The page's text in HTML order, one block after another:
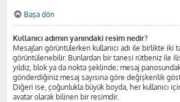
Başa dön
Kullanıcı adımın yanındaki resim nedir?
Mesajları görüntülerken kullanıcı adı ile birlikte iki
görüntülenebilir. Bunlardan bir tanesi rütbeniz ile
yıldız, blok ya da nokta şeklinde; mesaj
gönderdiğiniz mesaj sayısına göre değişkenlik
Diğeri ise, çoğunlukla büyük boyda, her kullanıcı
avatar olarak bilinen bir resimdir.